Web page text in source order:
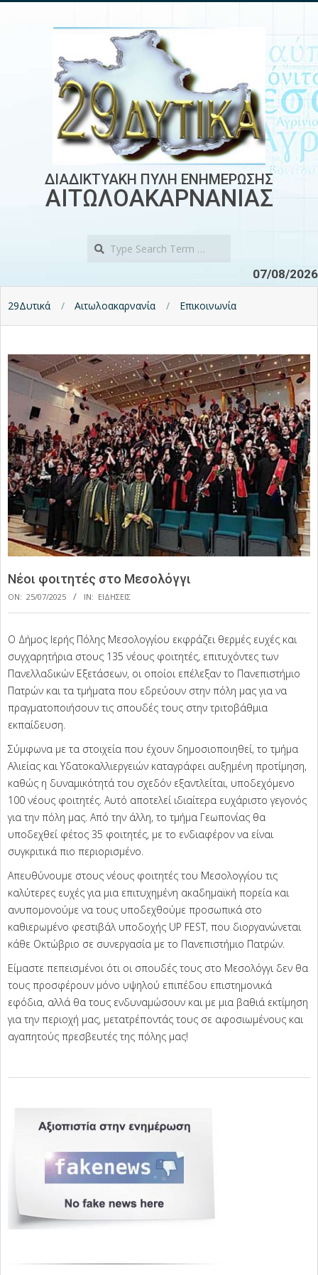
ΔΙΑΔΙΚΤΥΑΚΗ ΠΥΛΗ ΕΝΗΜΕΡΩΣΗΣ
ΑΙΤΩΛΟΑΚΑΡΝΑΝΙΑΣ
07/08/2026
29Δυτικά Αιτωλοακαρνανία Επικοινωνία
Νέοι φοιτητές στο Μεσολόγγι
ON: 25/07/2025 IN: ΕΙΔΗΣΕΙΣ
Ο Δήμος Ιερής Πόλης Μεσολογγίου εκφράζει θερμές ευχές και
συγχαρητήρια στους 135 νέους φοιτητές, επιτυχόντες των
Πανελλαδικών Εξετάσεων, οι οποίοι επέλεξαν το Πανεπιστήμιο
Πατρών και τα τμήματα που εδρεύουν στην πόλη μας για να
πραγματοποιήσουν τις σπουδές τους στην τριτοβάθμια
εκπαίδευση.
Σύμφωνα με τα στοιχεία που έχουν δημοσιοποιηθεί, το τμήμα
Αλιείας και Υδατοκαλλιεργειών καταγράφει αυξημένη προτίμηση,
καθώς η δυναμικότητά του σχεδόν εξαντλείται, υποδεχόμενο
100 νέους φοιτητές. Αυτό αποτελεί ιδιαίτερα ευχάριστο γεγονός
για την πόλη μας. Από την άλλη, το τμήμα Γεωπονίας θα
υποδεχθεί φέτος 35 φοιτητές, με το ενδιαφέρον να είναι
συγκριτικά πιο περιορισμένο.
Απευθύνουμε στους νέους φοιτητές του Μεσολογγίου τις
καλύτερες ευχές για μια επιτυχημένη ακαδημαϊκή πορεία και
ανυπομονούμε να τους υποδεχθούμε προσωπικά στο
καθιερωμένο φεστιβάλ υποδοχής UP FEST, που διοργανώνεται
κάθε Οκτώβριο σε συνεργασία με το Πανεπιστήμιο Πατρών.
Είμαστε πεπεισμένοι ότι οι σπουδές τους στο Μεσολόγγι δεν θα
τους προσφέρουν μόνο υψηλού επιπέδου επιστημονικά
εφόδια, αλλά θα τους ενδυναμώσουν και με μια βαθιά εκτίμηση
για την περιοχή μας, μετατρέποντάς τους σε αφοσιωμένους και
αγαπητούς πρεσβευτές της πόλης μας!